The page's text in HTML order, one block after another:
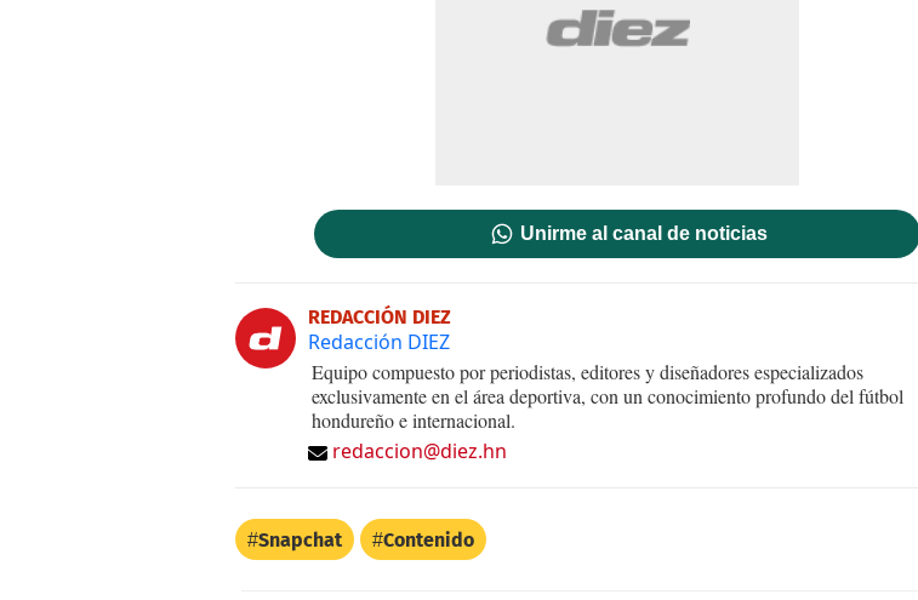
Unirme al canal de noticias
REDACCIÓN DIEZ
Redacción DIEZ
Equipo compuesto por periodistas, editores y diseñadores especializados
exclusivamente en el área deportiva, con un conocimiento profundo del fútbol
hondureño e internacional.
redaccion@diez.hn
Snapchat Contenido